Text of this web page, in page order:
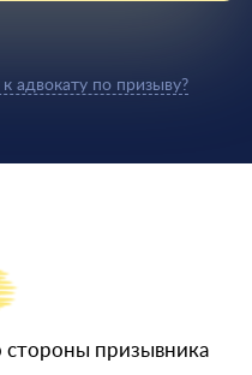
адвокату по призыву?
стороны призывника